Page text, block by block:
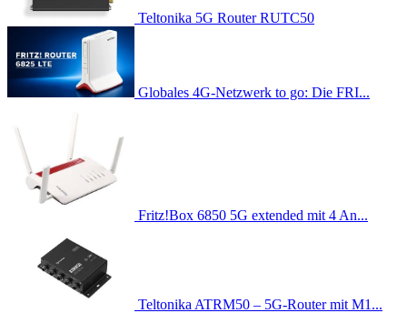
Teltonika 5G Router RUTC50
Globales 4G-Netzwerk to go: Die FRI...
Fritz!Box 6850 5G extended mit 4 An...
Teltonika ATRM50 – 5G-Router mit M1...